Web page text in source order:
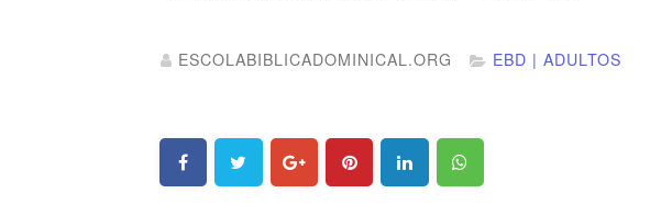
ESCOLABIBLICADOMINICAL.ORG EBD | ADULTOS